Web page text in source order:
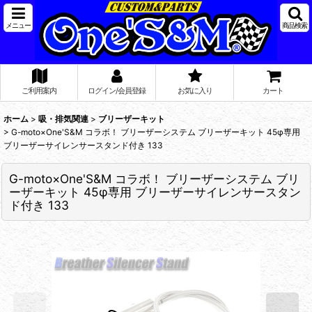
メニュー 商品検索
ご利用案内 ログイン/会員登録 お気に入り カート
ホーム > 吸・排気関連 > ブリーザーキット
> G-moto×One'S&M コラボ！ ブリーザーシステム ブリーザーキット 45φ専用
ブリーザーサイレンサースタンド付き 133
G-moto×One'S&M コラボ！ ブリーザーシステム ブリ
ーザーキット 45φ専用 ブリーザーサイレンサースタン
ド付き 133